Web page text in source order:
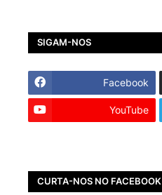
SIGAM-NOS
Facebook
YouTube
CURTA-NOS NO FACEBOOK